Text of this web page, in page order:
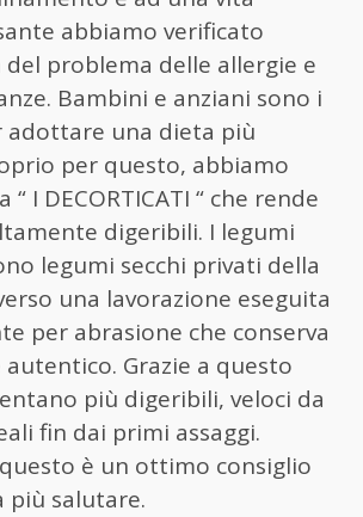
abbiamo verificato
del problema delle allergie e
Bambini e anziani sono i
adottare una dieta più
per questo, abbiamo
I DECORTICATI “ che rende
digeribili. I legumi
legumi secchi privati della
una lavorazione eseguita
per abrasione che conserva
Grazie a questo
più digeribili, veloci da
fin dai primi assaggi.
è un ottimo consiglio
più salutare.